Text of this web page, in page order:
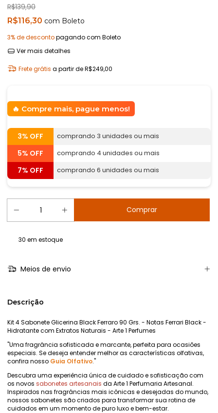
R$139,90
R$116,30 com Boleto
3% de descontopagando com Boleto
Ver mais detalhes
Frete grátis a partir deR$249,00
Compre mais, pague menos!
3% OFF comprando 3 unidades ou mais
5% OFF comprando 4 unidades ou mais
7% OFF comprando 6 unidades ou mais
30 em estoque
Meios de envio
Descrição
Kit 4 Sabonete Glicerina Black Ferraro 90 Grs. - Notas Ferrari Black -
Hidratante com Extratos Naturais - Arte 1 Perfumes
"Uma fragrância sofisticada e marcante, perfeita para ocasiões
especiais. Se deseja entender melhor as características olfativas,
confira nosso Guia Olfativo."
Descubra uma experiência única de cuidado e sofisticação com
os novos sabonetes artesanais da Arte 1 Perfumaria Artesanal.
Inspirados nas fragrâncias mais icônicas e desejadas do mundo,
nossos sabonetes são criados para transformar sua rotina de
cuidados em um momento de puro luxo e bem-estar.